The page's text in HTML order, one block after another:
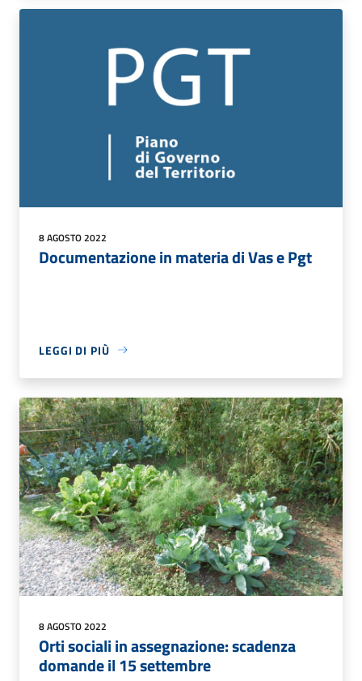
8 AGOSTO 2022
Documentazione in materia di Vas e Pgt
LEGGI DI PIÙ
8 AGOSTO 2022
Orti sociali in assegnazione: scadenza
domande il 15 settembre